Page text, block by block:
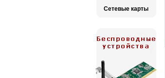
Сетевые карты